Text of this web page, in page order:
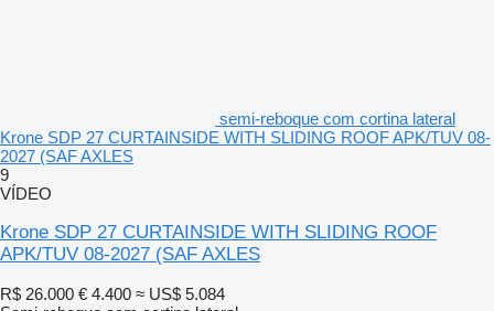
semi-reboque com cortina lateral
Krone SDP 27 CURTAINSIDE WITH SLIDING ROOF APK/TUV 08-
2027 (SAF AXLES
9
VÍDEO
Krone SDP 27 CURTAINSIDE WITH SLIDING ROOF
APK/TUV 08-2027 (SAF AXLES
R$ 26.000 € 4.400 ≈ US$ 5.084